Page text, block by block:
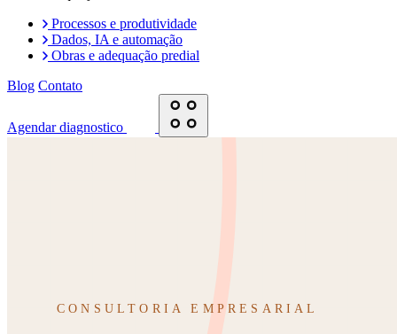
Processos e produtividade
Dados, IA e automação
Obras e adequação predial
Blog Contato
Agendar diagnostico
CONSULTORIA EMPRESARIAL